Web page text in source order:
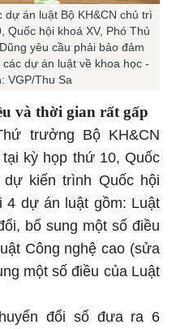
án luật Bộ KH&CN chủ trì
Quốc hội khoá XV, Phó Thủ
yêu cầu phải bảo đảm
dự án luật về khoa học -
VGP/Thu Sa
và thời gian rất gấp
trưởng Bộ KH&CN
kỳ họp thứ 10, Quốc
kiến trình Quốc hội
4 dự án luật gồm: Luật
bổ sung một số điều
Công nghệ cao (sửa
một số điều của Luật
đổi số đưa ra 6